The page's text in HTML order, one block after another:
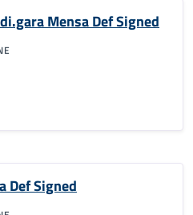
Mensa Def Signed
Def Signed